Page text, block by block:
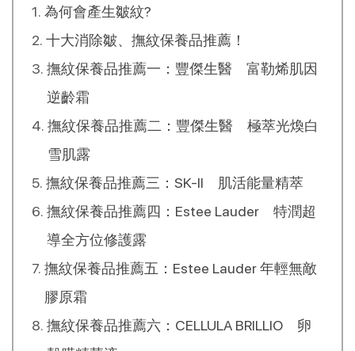
為何會產生皺紋?
十大消除皺、撫紋保養品推薦！
撫紋保養品推薦一：豐傑生醫 富勒烯肌因
逆齡霜
撫紋保養品推薦二：豐傑生醫 極萃光煥白
雪肌露
撫紋保養品推薦三：SK-II 肌活能量精萃
撫紋保養品推薦四：Estee Lauder 特潤超
導全方位修護露
撫紋保養品推薦五：Estee Lauder 年輕無敵
膠原霜
撫紋保養品推薦六：CELLULA BRILLIO 卵